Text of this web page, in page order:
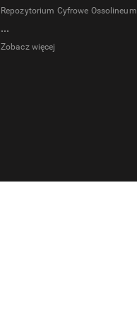
Repozytorium Cyfrowe Ossolineum
...
Zobacz więcej